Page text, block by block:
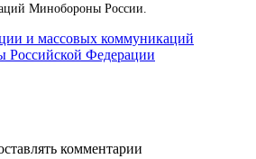
Минобороны России.
и массовых коммуникаций
Российской Федерации
комментарии